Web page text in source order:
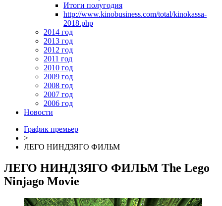
Итоги полугодия
http://www.kinobusiness.com/total/kinokassa-
2018.php
2014 год
2013 год
2012 год
2011 год
2010 год
2009 год
2008 год
2007 год
2006 год
Новости
График премьер
>
ЛЕГО НИНДЗЯГО ФИЛЬМ
ЛЕГО НИНДЗЯГО ФИЛЬМ The Lego
Ninjago Movie